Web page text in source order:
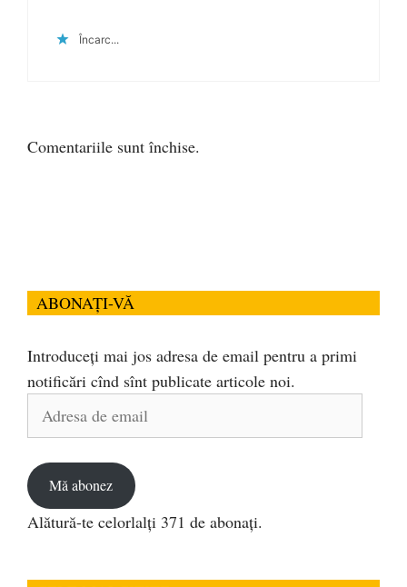
Încarc...
Comentariile sunt închise.
ABONAȚI-VĂ
Introduceți mai jos adresa de email pentru a primi
notificări cînd sînt publicate articole noi.
Mă abonez
Alătură-te celorlalți 371 de abonați.